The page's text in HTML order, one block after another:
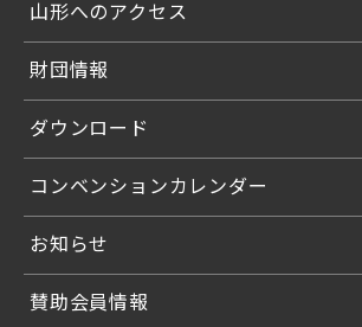
山形へのアクセス
財団情報
ダウンロード
コンベンションカレンダー
お知らせ
賛助会員情報